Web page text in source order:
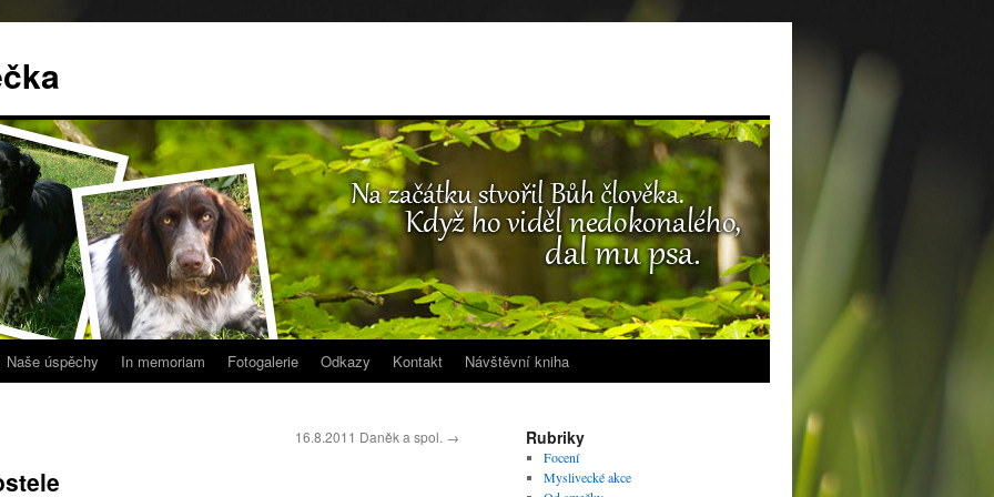
Naše úspěchy In memoriam Fotogalerie Odkazy Kontakt Návštěvní kniha
16.8.2011 Daněk a spol. → Rubriky
Focení
Myslivecké akce